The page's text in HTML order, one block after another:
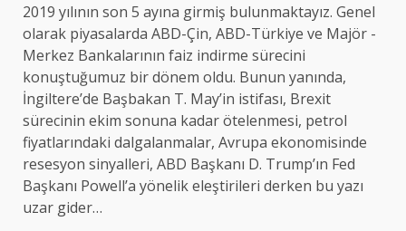
2019 yılının son 5 ayına girmiş bulunmaktayız. Genel
olarak piyasalarda ABD-Çin, ABD-Türkiye ve Majör -
Merkez Bankalarının faiz indirme sürecini
konuştuğumuz bir dönem oldu. Bunun yanında,
İngiltere’de Başbakan T. May’in istifası, Brexit
sürecinin ekim sonuna kadar ötelenmesi, petrol
fiyatlarındaki dalgalanmalar, Avrupa ekonomisinde
resesyon sinyalleri, ABD Başkanı D. Trump’ın Fed
Başkanı Powell’a yönelik eleştirileri derken bu yazı
uzar gider…